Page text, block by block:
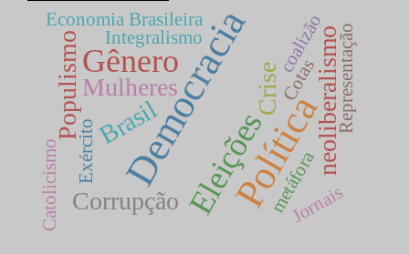
DemocraciaPolítica
Eleições
Gênero
Mulheres neoliberalismo
Crise
Corrupção
Brasil
Populismo Representação
Catolicismo metáfora
Integralismo coalizão
Cotas
Jornais
Economia Brasileira
Exército